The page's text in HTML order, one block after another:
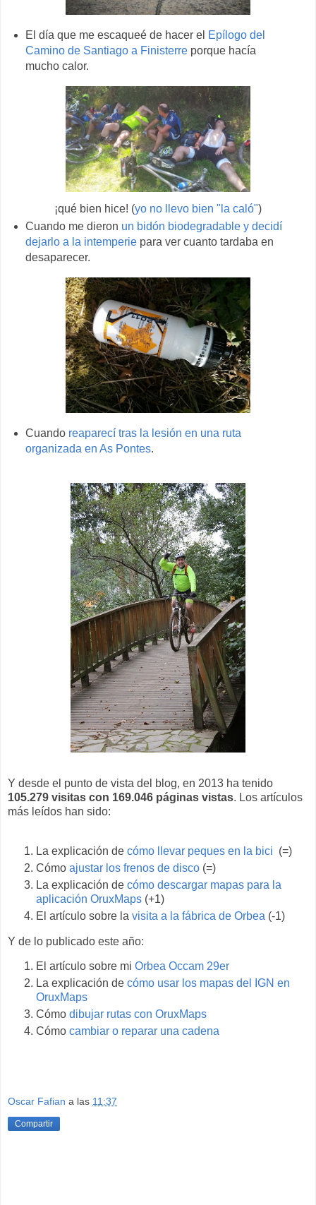
El día que me escaqueé de hacer el Epílogo del
Camino de Santiago a Finisterreporque hacía
mucho calor.
¡qué bien hice! (yo no llevo bien "la caló")
Cuando me dieron un bidón biodegradable y decidí
dejarlo a la intemperiepara ver cuanto tardaba en
desaparecer.
Cuando reaparecí tras la lesión en una ruta
organizada en As Pontes.
Y desde el punto de vista del blog, en 2013 ha tenido
105.279 visitas con 169.046 páginas vistas. Los artículos
más leídos han sido:
La explicación de cómo llevar peques en la bici (=)
Cómo ajustar los frenos de disco (=)
La explicación de cómo descargar mapas para la
aplicación OruxMaps (+1)
El artículo sobre la visita a la fábrica de Orbea (-1)
Y de lo publicado este año:
El artículo sobre mi Orbea Occam 29er
La explicación de cómo usar los mapas del IGN en
OruxMaps
Cómo dibujar rutas con OruxMaps
Cómo cambiar o reparar una cadena
Oscar Fafian a las 11:37
Compartir